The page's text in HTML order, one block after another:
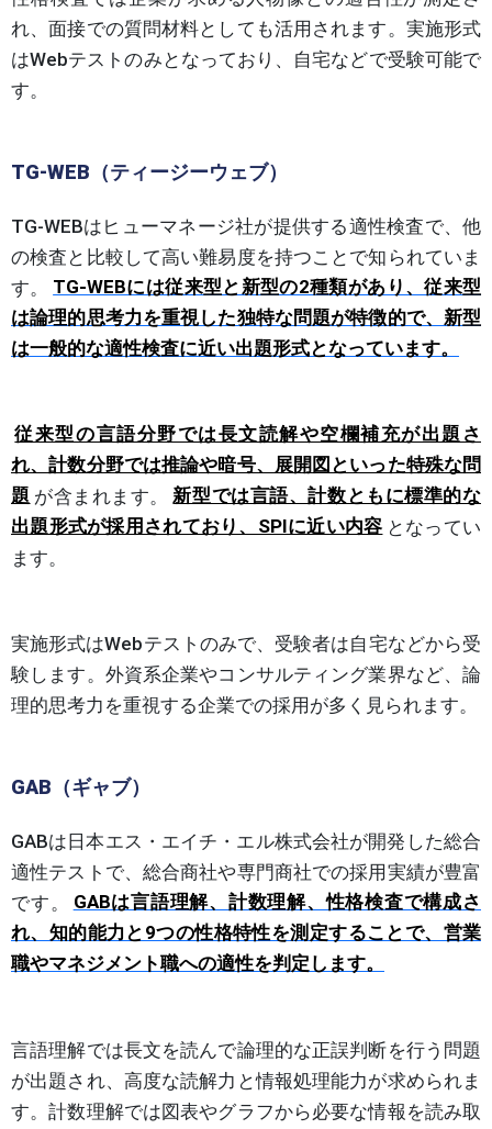
れ、面接での質問材料としても活用されます。実施形式
はWebテストのみとなっており、自宅などで受験可能で
す。
TG-WEB（ティージーウェブ）
TG-WEBはヒューマネージ社が提供する適性検査で、他
の検査と比較して高い難易度を持つことで知られていま
す。
TG-WEBには従来型と新型の2種類があり、従来型
は論理的思考力を重視した独特な問題が特徴的で、新型
は一般的な適性検査に近い出題形式となっています。
従来型の言語分野では長文読解や空欄補充が出題さ
れ、計数分野では推論や暗号、展開図といった特殊な問
題 が含まれます。
新型では言語、計数ともに標準的な
出題形式が採用されており、SPIに近い内容 となってい
ます。
実施形式はWebテストのみで、受験者は自宅などから受
験します。外資系企業やコンサルティング業界など、論
理的思考力を重視する企業での採用が多く見られます。
GAB（ギャブ）
GABは日本エス・エイチ・エル株式会社が開発した総合
適性テストで、総合商社や専門商社での採用実績が豊富
です。
GABは言語理解、計数理解、性格検査で構成さ
れ、知的能力と9つの性格特性を測定することで、営業
職やマネジメント職への適性を判定します。
言語理解では長文を読んで論理的な正誤判断を行う問題
が出題され、高度な読解力と情報処理能力が求められま
す。計数理解では図表やグラフから必要な情報を読み取